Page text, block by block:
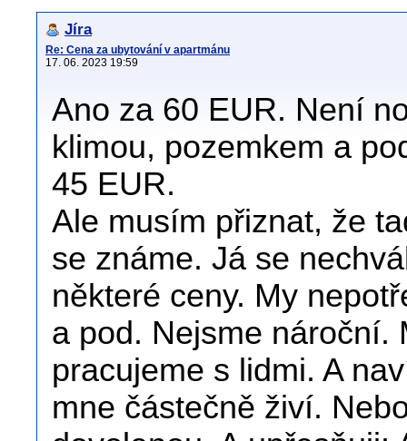
Jíra
Re: Cena za ubytování v apartmánu
17. 06. 2023 19:59
Ano za 60 EUR. Není
klimou, pozemkem a
45 EUR.
Ale musím přiznat, že
se známe. Já se
některé ceny. My
a pod. Nejsme nároční.
pracujeme s lidmi. A
mne částečně živí.